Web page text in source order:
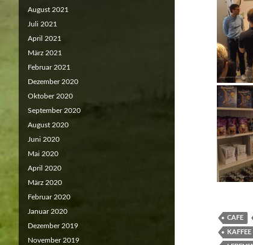
CAFE
KAFFEE
August 2021
Juli 2021
April 2021
März 2021
Februar 2021
Dezember 2020
Oktober 2020
September 2020
August 2020
Juni 2020
Mai 2020
April 2020
März 2020
Februar 2020
Januar 2020
Dezember 2019
November 2019